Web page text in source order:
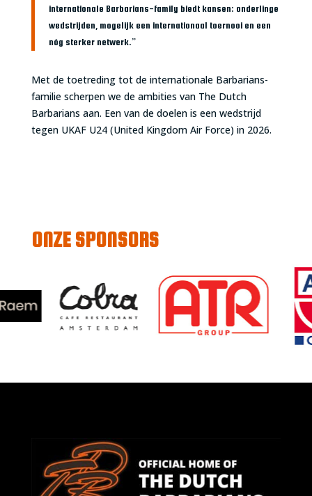
internationale Barbarians-family biedt kansen: onderlinge
wedstrijden, mogelijk een internationaal toernooi en een
nóg sterker netwerk.”
Met de toetreding tot de internationale Barbarians-
familie scherpen we de ambities van The Dutch
Barbarians aan. Een van de doelen is een wedstrijd
tegen UKAF U24 (United Kingdom Air Force) in 2026.
ONZE SPONSORS